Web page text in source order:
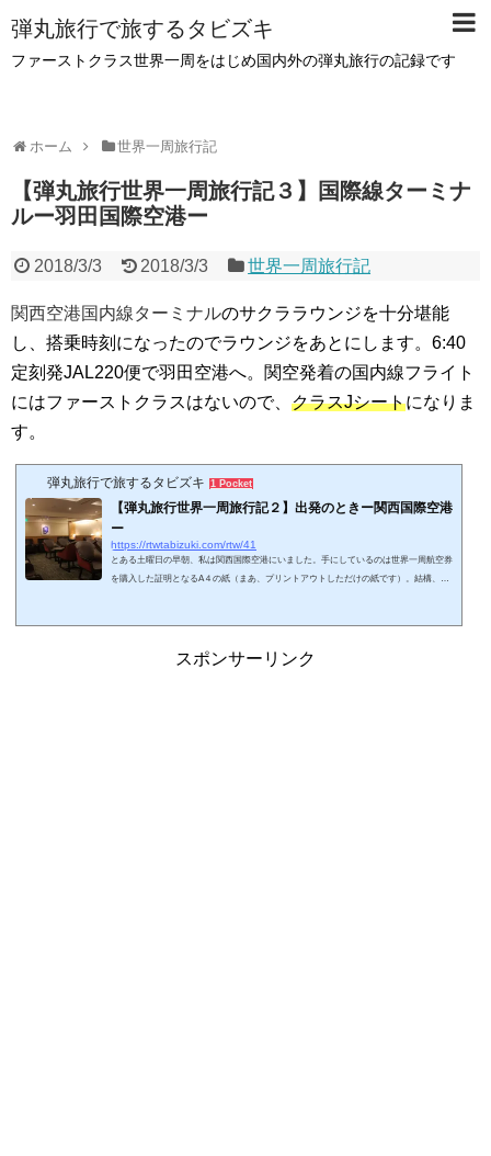
弾丸旅行で旅するタビズキ
ファーストクラス世界一周をはじめ国内外の弾丸旅行の記録です
ホーム 世界一周旅行記
【弾丸旅行世界一周旅行記３】国際線ターミナ
ルー羽田国際空港ー
2018/3/3 2018/3/3 世界一周旅行記
関西空港国内線ターミナルのサクララウンジを十分堪能
し、搭乗時刻になったのでラウンジをあとにします。6:40
定刻発JAL220便で羽田空港へ。関空発着の国内線フライト
にはファーストクラスはないので、 クラスJシートになりま
す。
弾丸旅行で旅するタビズキ 1 Pocket
【弾丸旅行世界一周旅行記２】出発のときー関西国際空港
ー
https://rtwtabizuki.com/rtw/41
とある土曜日の早朝、私は関西国際空港にいました。手にしているのは世界一周航空券
を購入した証明となるA４の紙（まあ、プリントアウトしただけの紙です）。結構、胸
す。弾丸旅行ですから、荷物は少ないにこしたことはありません。リュックの中にはカ
スポンサーリンク